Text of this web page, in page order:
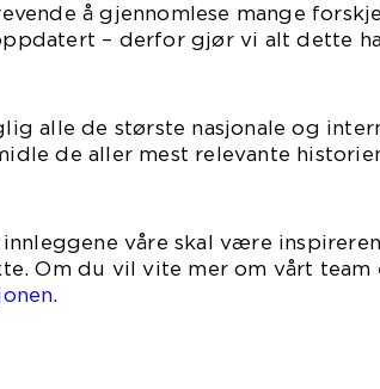
å gjennomlese mange
– derfor gjør vi alt dette
alle de største nasjonale og
de aller mest relevante
våre skal være
Om du vil vite mer om vårt team
.